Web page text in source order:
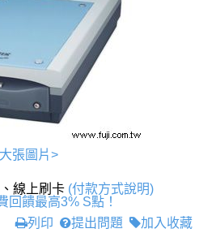
張圖片>
線上刷卡 (付款方式說明)
回饋最高3% S點！
列印
提出問題 加入收藏